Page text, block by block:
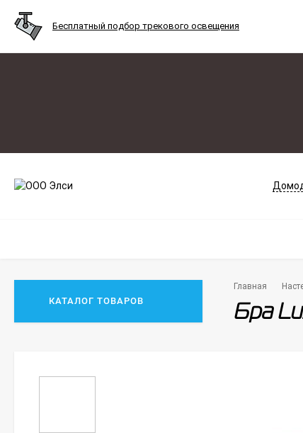
Бесплатный подбор трекового освещения
КАТАЛОГ ТОВАРОВ
Главная
Бра